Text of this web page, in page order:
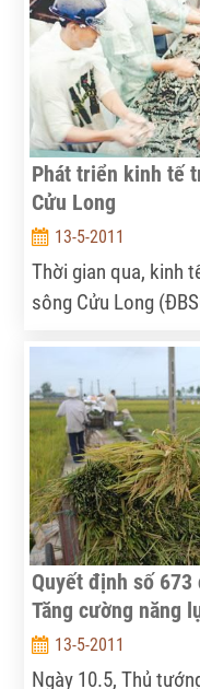
Phát triển kinh tế
Cửu Long
13-5-2011
Thời gian qua, kinh
sông Cửu Long
động và hình thành
tập trung theo
chuyển dịch cơ cấu
việc làm, tăng thu
Quyết định số 673
Tăng cường năng
13-5-2011
Ngày 10.5, Thủ